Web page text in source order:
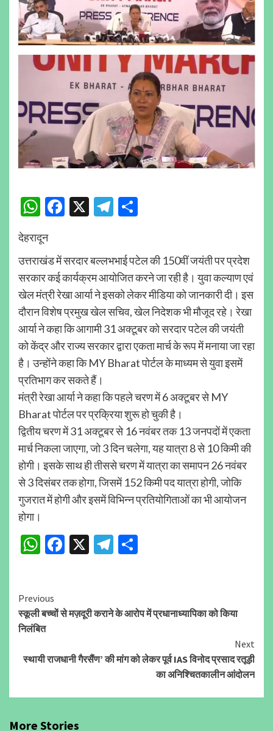
WhatsApp
Facebook
X Telegram
देहरादून
उत्तराखंड में सरदार बल्लभभाई पटेल की 150वीं जयंती पर प्रदेश
सरकार कई कार्यक्रम आयोजित करने जा रही है। युवा कल्याण एवं
खेल मंत्री रेखा आर्या ने इसको लेकर मीडिया को जानकारी दी। इस
दौरान विशेष प्रमुख खेल सचिव, खेल निदेशक भी मौजूद रहे। रेखा
आर्या ने कहा कि आगामी 31 अक्टूबर को सरदार पटेल की जयंती
को केंद्र और राज्य सरकार द्वारा एकता मार्च के रूप में मनाया जा रहा
है। उन्होंने कहा कि MY Bharat पोर्टल के माध्यम से युवा इसमें
प्रतिभाग कर सकते हैं।
मंत्री रेखा आर्या ने कहा कि पहले चरण में 6 अक्टूबर से MY
Bharat पोर्टल पर प्रक्रिया शुरू हो चुकी है।
द्वितीय चरण में 31 अक्टूबर से 16 नवंबर तक 13 जनपदों में एकता
मार्च निकला जाएगा, जो 3 दिन चलेगा, यह यात्रा 8 से 10 किमी की
होगी। इसके साथ ही तीससे चरण में यात्रा का समापन 26 नवंबर
से 3 दिसंबर तक होगा, जिसमें 152 किमी पद यात्रा होगी, जोकि
गुजरात में होगी और इसमें विभिन्न प्रतियोगिताओं का भी आयोजन
होगा।
WhatsApp
Facebook
X Telegram
Continue
Reading
Previous
स्कूली बच्चों से मज़दूरी कराने के आरोप में प्रधानाध्यापिका को किया
निलंबित
Next
स्थायी राजधानी गैरसैंण’ की मांग को लेकर पूर्व IAS विनोद प्रसाद रतूड़ी
का अनिश्चितकालीन आंदोलन
More Stories